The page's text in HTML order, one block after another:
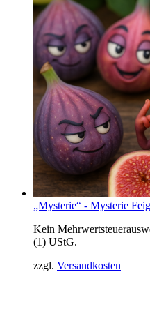
„Mysterie“ - Mysterie
Kein
(1) UStG.
zzgl. Versandkosten